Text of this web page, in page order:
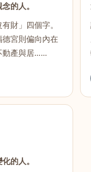
的人。
財」四個字。
宮則偏向內在
動產與居……
的人。